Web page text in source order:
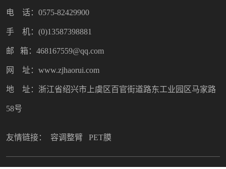
电 话：0575-82429900
手 机：(0)13587398881
邮 箱：468167559@qq.com
网 址：www.zjhaorui.com
地 址：浙江省绍兴市上虞区百官街道路东工业园区马家路
58号
友情链接： 容调整臂 PET膜